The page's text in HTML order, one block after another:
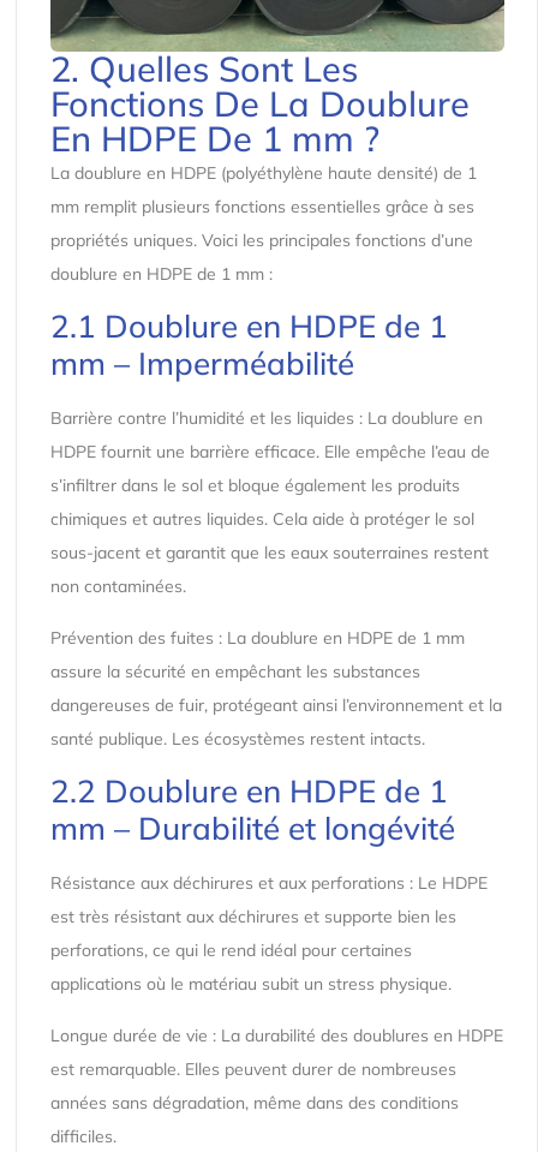
2. Quelles Sont Les
Fonctions De La Doublure
En HDPE De 1 mm ?
La doublure en HDPE (polyéthylène haute densité) de 1
mm remplit plusieurs fonctions essentielles grâce à ses
propriétés uniques. Voici les principales fonctions d’une
doublure en HDPE de 1 mm :
2.1 Doublure en HDPE de 1
mm – Imperméabilité
Barrière contre l’humidité et les liquides : La doublure en
HDPE fournit une barrière efficace. Elle empêche l’eau de
s’infiltrer dans le sol et bloque également les produits
chimiques et autres liquides. Cela aide à protéger le sol
sous-jacent et garantit que les eaux souterraines restent
non contaminées.
Prévention des fuites : La doublure en HDPE de 1 mm
assure la sécurité en empêchant les substances
dangereuses de fuir, protégeant ainsi l’environnement et la
santé publique. Les écosystèmes restent intacts.
2.2 Doublure en HDPE de 1
mm – Durabilité et longévité
Résistance aux déchirures et aux perforations : Le HDPE
est très résistant aux déchirures et supporte bien les
perforations, ce qui le rend idéal pour certaines
applications où le matériau subit un stress physique.
Longue durée de vie : La durabilité des doublures en HDPE
est remarquable. Elles peuvent durer de nombreuses
années sans dégradation, même dans des conditions
difficiles.